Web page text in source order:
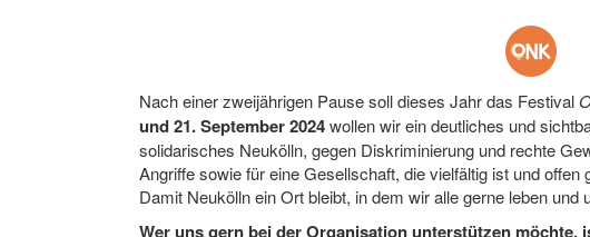
Nach einer zweijährigen Pause soll dieses Jahr das Festival
und 21. September 2024wollen wir ein deutliches und
solidarisches Neukölln, gegen Diskriminierung und rechte
Angriffe sowie für eine Gesellschaft, die vielfältig ist und offen
Damit Neukölln ein Ort bleibt, in dem wir alle gerne leben und
Wer uns gern bei der Organisation unterstützen möchte,